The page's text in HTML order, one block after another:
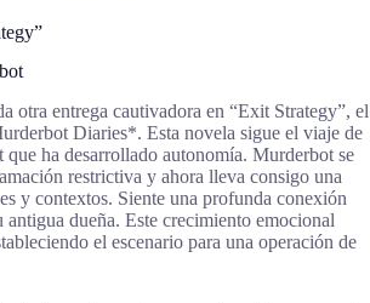
otra entrega cautivadora en “Exit Strategy”, el
Diaries*. Esta novela sigue el viaje de
ha desarrollado autonomía. Murderbot se
restrictiva y ahora lleva consigo una
y contextos. Siente una profunda conexión
dueña. Este crecimiento emocional
el escenario para una operación de